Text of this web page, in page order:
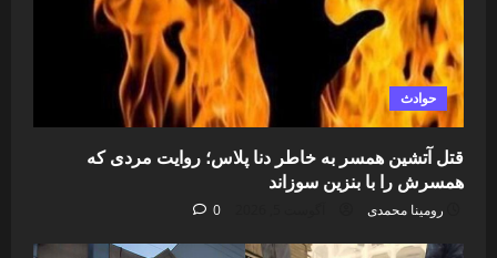
حوادث
قتل آتشین همسر به خاطر دنا پلاس؛ روایت مردی که
همسرش را با بنزین سوزاند
رومینا محمدی 0